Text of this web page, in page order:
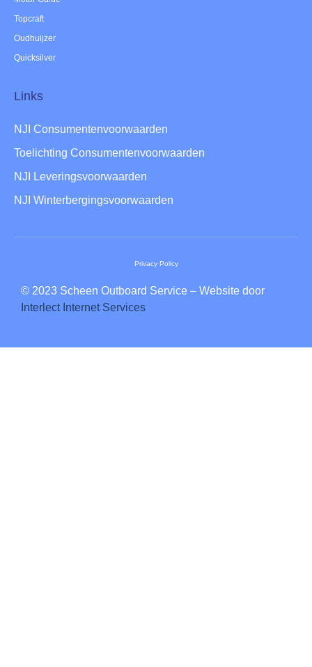
Topcraft
Oudhuijzer
Quicksilver
Links
NJI Consumentenvoorwaarden
Toelichting Consumentenvoorwaarden
NJI Leveringsvoorwaarden
NJI Winterbergingsvoorwaarden
© 2023 Scheen Outboard Service – Website door
Interlect Internet Services
Privacy Policy